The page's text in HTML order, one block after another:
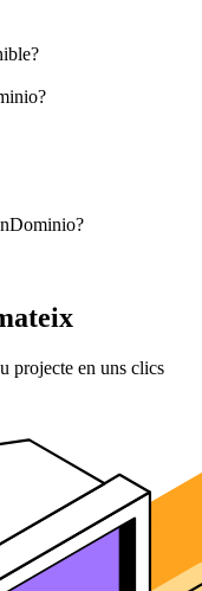
projecte en uns clics